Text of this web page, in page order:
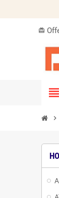
card_giftcard
view_headline
chevron_right